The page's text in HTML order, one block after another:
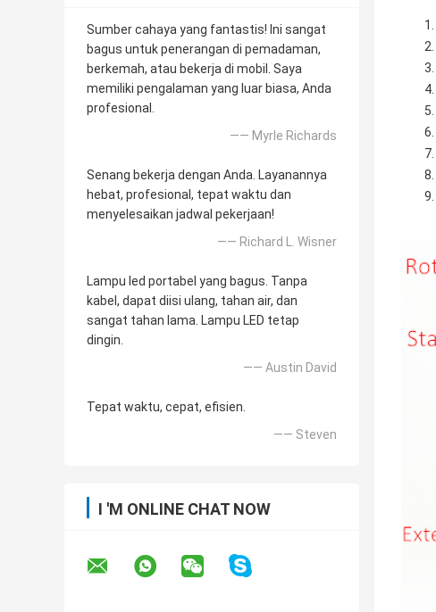
Sumber cahaya yang fantastis! Ini sangat
bagus untuk penerangan di pemadaman,
berkemah, atau bekerja di mobil. Saya
memiliki pengalaman yang luar biasa, Anda
profesional.
—— Myrle Richards
Senang bekerja dengan Anda. Layanannya
hebat, profesional, tepat waktu dan
menyelesaikan jadwal pekerjaan!
—— Richard L. Wisner
Lampu led portabel yang bagus. Tanpa
kabel, dapat diisi ulang, tahan air, dan
sangat tahan lama. Lampu LED tetap
dingin.
—— Austin David
Tepat waktu, cepat, efisien.
—— Steven
I 'M ONLINE CHAT NOW